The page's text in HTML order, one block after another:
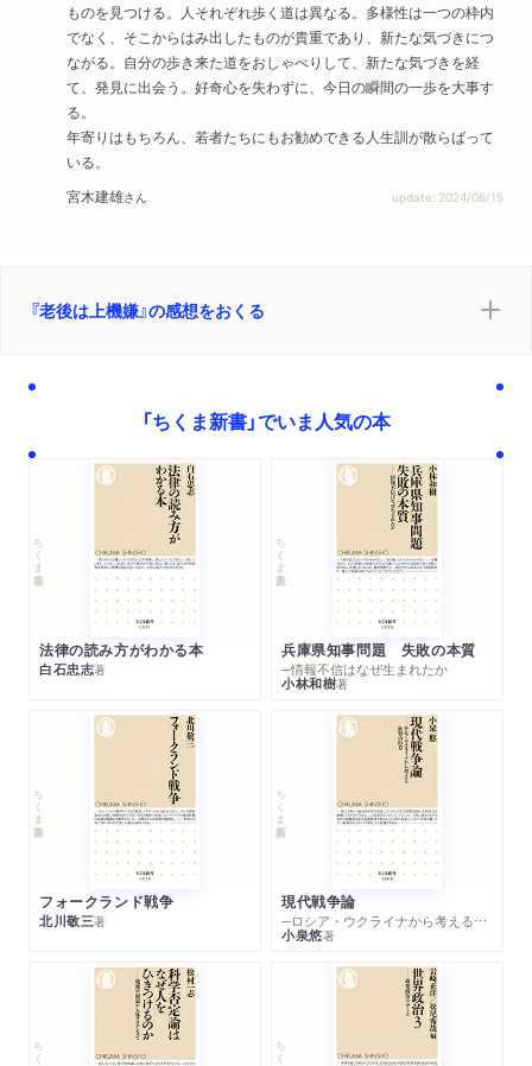
ものを見つける。人それぞれ歩く道は異なる。多様性は一つの枠内
でなく、そこからはみ出したものが貴重であり、新たな気づきにつ
ながる。自分の歩き来た道をおしゃべりして、新たな気づきを経
て、発見に出会う。好奇心を失わずに、今日の瞬間の一歩を大事す
る。
年寄りはもちろん、若者たちにもお勧めできる人生訓が散らばって
いる。
宮木建雄さん update: 2024/06/15
『老後は上機嫌』の感想をおくる
「ちくま新書」でいま人気の本
ちくま新書
法律の読み方がわかる本
白石忠志著
ちくま新書
兵庫県知事問題 失敗の本質
─情報不信はなぜ生まれたか
小林和樹著
ちくま新書
フォークランド戦争
北川敬三著
ちくま新書
現代戦争論
─ロシア・ウクライナから考える世界の行方
小泉悠著
ちくま新書 ちくま新書